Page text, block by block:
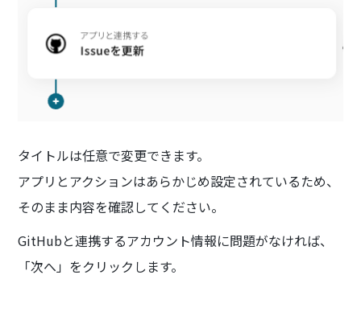
タイトルは任意で変更できます。
アプリとアクションはあらかじめ設定されているため、
そのまま内容を確認してください。
GitHubと連携するアカウント情報に問題がなければ、
「次へ」をクリックします。